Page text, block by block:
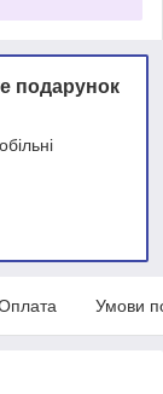
подарунок
Умови